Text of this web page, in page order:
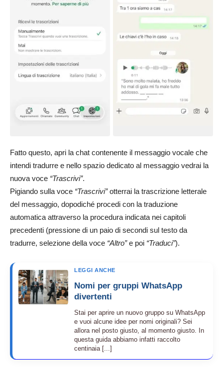
Fatto questo, apri la chat contenente il messaggio vocale che
intendi tradurre e nello spazio dedicato al messaggio vedrai la
nuova voce “Trascrivi”.
Pigiando sulla voce “Trascrivi”otterrai la trascrizione letterale
del messaggio, dopodiché procedi con la traduzione
automatica attraverso la procedura indicata nei capitoli
precedenti (pressione di un paio di secondi sul testo da
tradurre, selezione della voce “Altro”e poi “Traduci”).
LEGGI ANCHE
Nomi per gruppi WhatsApp
divertenti
Stai per aprire un nuovo gruppo su WhatsApp
e vuoi alcune idee per nomi originali? Sei
allora nel posto giusto, al momento giusto. In
questa guida abbiamo infatti raccolto
centinaia [...]